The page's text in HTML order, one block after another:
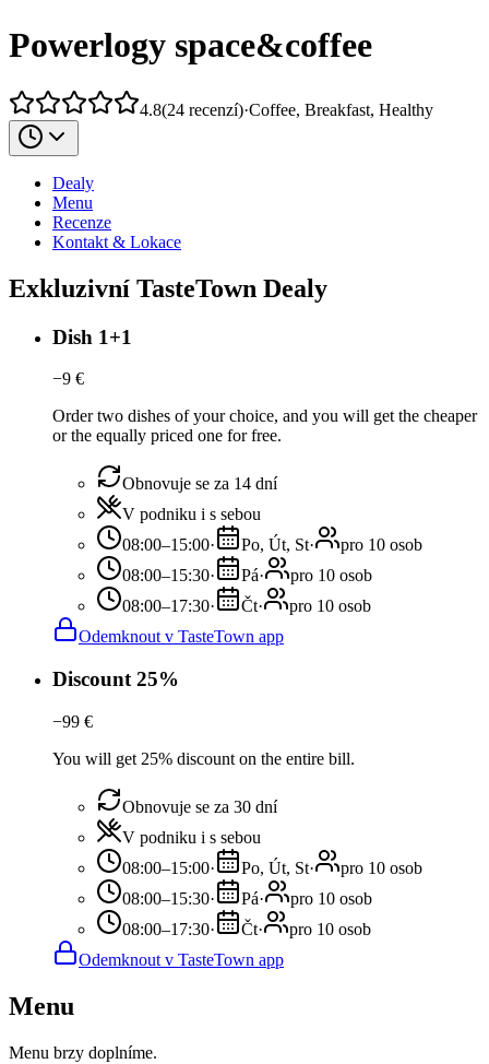
Powerlogy space&coffee
4.8(24 recenzí)·Coffee, Breakfast, Healthy
Dealy
Menu
Recenze
Kontakt & Lokace
Exkluzivní TasteTown Dealy
Dish 1+1
−9 €
Order two dishes of your choice, and you will get the cheaper
or the equally priced one for free.
Obnovuje se za 14 dní
V podniku i s sebou
08:00–15:00· Po, Út, St·
pro 10 osob
08:00–15:30· Pá·
pro 10 osob
08:00–17:30· Čt·
pro 10 osob
Odemknout v TasteTown app
Discount 25%
−99 €
You will get 25% discount on the entire bill.
Obnovuje se za 30 dní
V podniku i s sebou
08:00–15:00· Po, Út, St·
pro 10 osob
08:00–15:30· Pá·
pro 10 osob
08:00–17:30· Čt·
pro 10 osob
Odemknout v TasteTown app
Menu
Menu brzy doplníme.